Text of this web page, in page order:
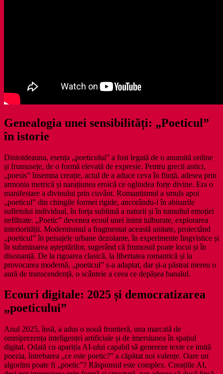
Genealogia unei sensibilități: „Poeticul”
în istorie
Dintotdeauna, esența „poeticului” a fost legată de o anumită ordine
și frumusețe, de o formă elevată de expresie. Pentru grecii antici,
„poesis” însemna creație, actul de a aduce ceva în ființă, adesea prin
armonia metrică și narațiunea eroică ce oglindea forțe divine. Era o
manifestare a divinului prin cuvânt. Romantismul a smuls apoi
„poeticul” din chingile formei rigide, ancorându-l în abisurile
sufletului individual, în forța sublimă a naturii și în tumultul emoției
nefiltrate. „Poetic” devenea ecoul unei inimi tulburate, explorarea
interiorității. Modernismul a fragmentat această unitate, proiectând
„poeticul” în peisajele urbane dezolante, în experimente lingvistice și
în subminarea așteptărilor, sugerând că frumosul poate locui și în
disonanță. De la rigoarea clasică, la libertatea romantică și la
provocarea modernă, „poeticul” s-a adaptat, dar și-a păstrat mereu o
aură de transcendență, o scânteie a ceea ce depășea banalul.
Ecouri digitale: 2025 și democratizarea
„poeticului”
Anul 2025, însă, a adus o nouă frontieră, una marcată de
omniprezența inteligenței artificiale și de imersiunea în spațiul
digital. Odată cu apariția AI-ului capabil să genereze texte ce imită
poezia, întrebarea „ce este poetic?” a căpătat noi valențe. Oare un
algoritm poate fi „poetic”? Răspunsul este complex. Creațiile AI,